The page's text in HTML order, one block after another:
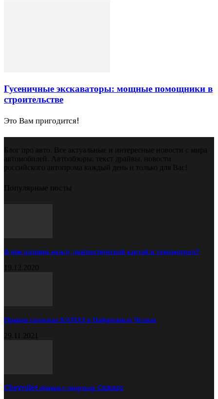
Гусеничные экскаваторы: мощные помощники в
строительстве
Это Вам пригодится!
Блог про авто. Все актуальные и интересные новости с мира
автомобилей. Автообзоры, текст драйвы, новости
российского автопрома каждый день и только для Вас!
Популярные посты
В чём разница между диагностической картой и техосмотром?
19.12.2020
Прицеп самосвал КАМАЗ в Набережных Челнах
29.11.2021
Chevrolet обновил спорткар Camaro